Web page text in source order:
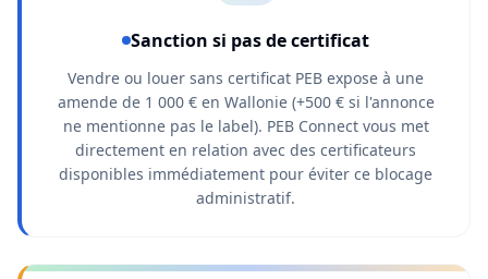
Sanction si pas de certificat
Vendre ou louer sans certificat PEB expose à une
amende de 1 000 € en Wallonie (+500 € si l'annonce
ne mentionne pas le label). PEB Connect vous met
directement en relation avec des certificateurs
disponibles immédiatement pour éviter ce blocage
administratif.